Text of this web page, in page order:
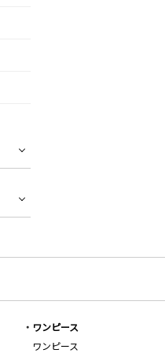
ワンピース
ワンピース